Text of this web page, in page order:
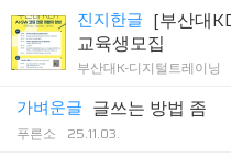
진지한글 [부산대
교육생모집
부산대K-디지털트레이닝
가벼운글 글쓰는 방법 좀
푸른소 25.11.03.